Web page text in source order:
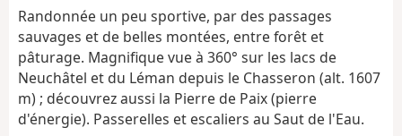
a
Randonnée un peu sportive, par des passages
sauvages et de belles montées, entre forêt et
pâturage. Magnifique vue à 360° sur les lacs de
Neuchâtel et du Léman depuis le Chasseron (alt. 1607
m) ; découvrez aussi la Pierre de Paix (pierre
d'énergie). Passerelles et escaliers au Saut de l'Eau.